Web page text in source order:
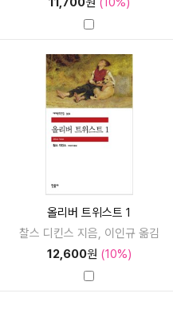
올리버 트위스트 1
찰스 디킨스 지음, 이인규 옮김
12,600원 (10%)